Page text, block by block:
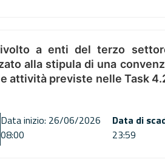
a enti del terzo
alla stipula di una
attività previste nelle Task
Data inizio: 26/06/2026
08:00
Data di
23:59